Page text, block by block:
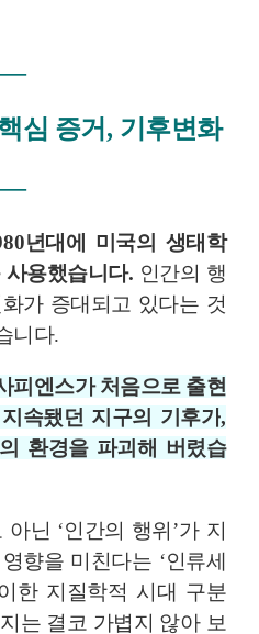
―
심 증거 , 기후변화
―
년대에 미국의 생태학
용했습니다. 인간의 행
가 증대되고 있다는 것
니다.
피엔스가 처음으로 출현
속됐던 지구의 기후가,
환경을 파괴해 버렸습
아닌 ‘인간의 행위 ’가 지
향을 미친다는 ‘인류세
한 지질학적 시대 구분
는 결코 가볍지 않아 보